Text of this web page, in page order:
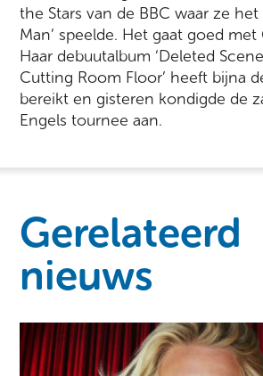
the Stars van de BBC waar ze
Man’ speelde. Het gaat goed met
Haar debuutalbum ‘Deleted
Cutting Room Floor’ heeft bijna
bereikt en gisteren kondigde de
Engels tournee aan.
Gerelateerd
nieuws